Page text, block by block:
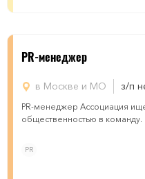
PR-менеджер
в Москве и МО з/п
PR-менеджер Ассоциация
общественностью в команду.
PR